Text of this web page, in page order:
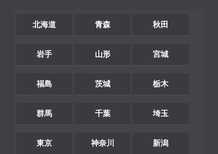
北海道 青森 秋田
岩手 山形 宮城
福島 茨城 栃木
群馬 千葉 埼玉
東京 神奈川 新潟